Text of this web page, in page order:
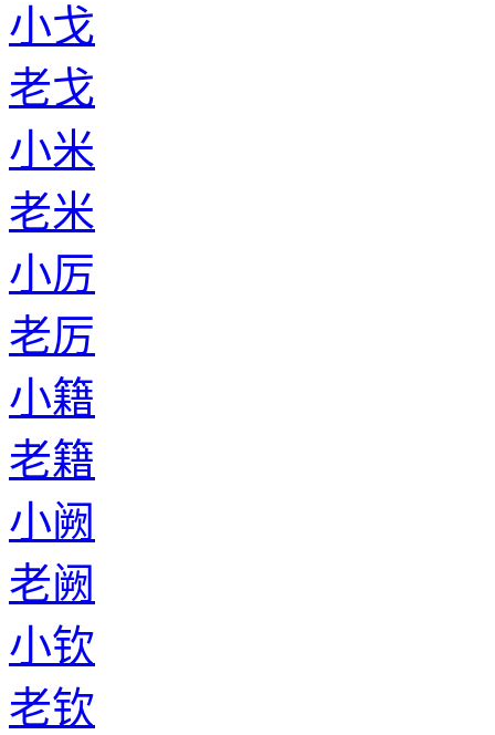
小戈
老戈
小米
老米
小厉
老厉
小籍
老籍
小阙
老阙
小钦
老钦